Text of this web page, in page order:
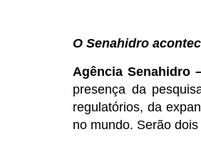
O Senahidro
Agência Senahidro
presença da
regulatórios, da
no mundo. Serão